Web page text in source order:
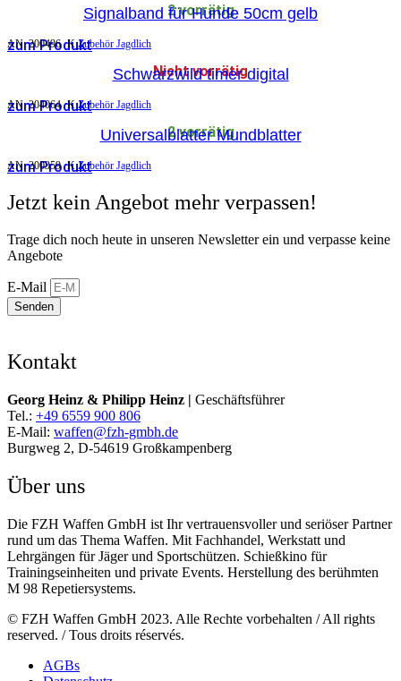
2 vorrätig
Signalband für Hunde 50cm gelb
zum Produkt
AN:200496 K Zubehör Jagdlich
Nicht vorrätig
Schwarzwild timer digital
zum Produkt
AN:204064 K Zubehör Jagdlich
2 vorrätig
Universalblatter Mundblatter
zum Produkt
AN:200359 K Zubehör Jagdlich
Jetzt kein Angebot mehr verpassen!
Trage dich noch heute in unseren Newsletter ein und verpasse keine
Angebote
E-Mail
Senden
Kontakt
Georg Heinz & Philipp Heinz | Geschäftsführer
Tel.: +49 6559 900 806
E-Mail: waffen@fzh-gmbh.de
Burgweg 2, D-54619 Großkampenberg
Über uns
Die FZH Waffen GmbH ist Ihr vertrauensvoller und seriöser Partner
rund um das Thema Waffen. Mit Fachhandel, Werkstatt und
Lehrgängen für Jäger und Sportschützen. Schießkino für
Trainingseinheiten und private Events. Herstellung des berühmten
M 98 Repetiersystems.
© FZH Waffen GmbH 2023. Alle Rechte vorbehalten / All rights
reserved. / Tous droits réservés.
AGBs